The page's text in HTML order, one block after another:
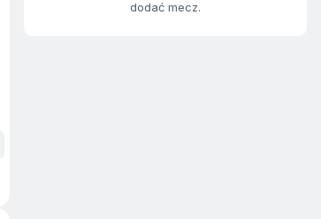
dodać mecz.